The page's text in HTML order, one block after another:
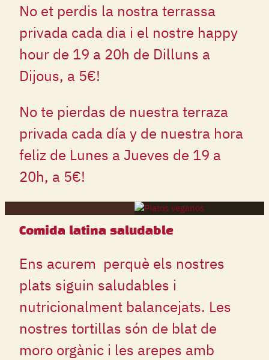
No et perdis la nostra terrassa
privada cada dia i el nostre happy
hour de 19 a 20h de Dilluns a
Dijous, a 5€!
No te pierdas de nuestra terraza
privada cada día y de nuestra hora
feliz de Lunes a Jueves de 19 a
20h, a 5€!
Comida latina saludable
Ens acurem perquè els nostres
plats siguin saludables i
nutricionalment balancejats. Les
nostres tortillas són de blat de
moro orgànic i les arepes amb